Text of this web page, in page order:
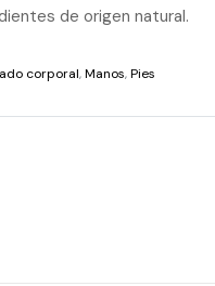
de origen natural.
corporal,Manos,Pies